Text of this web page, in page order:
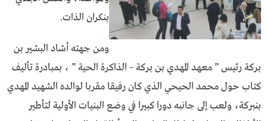
بنكران الذات.
ومن جهته أشاد البشير بن
بركة رئيس ” معهد المهدي بن بركة – الذاكرة الحية ” ، بمبادرة تأليف
كتاب حول محمد الحيحي الذي كان رفيقا مقربا لوالده الشهيد المهدي
بنبركة، ولعب إلى جانبه دورا كبيرا في وضع البنيات الأولية لتأطير